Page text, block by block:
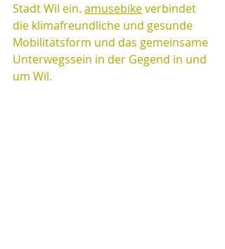
Stadt Wil ein. amusebike verbindet
die klimafreundliche und gesunde
Mobilitätsform und das gemeinsame
Unterwegssein in der Gegend in und
um Wil.